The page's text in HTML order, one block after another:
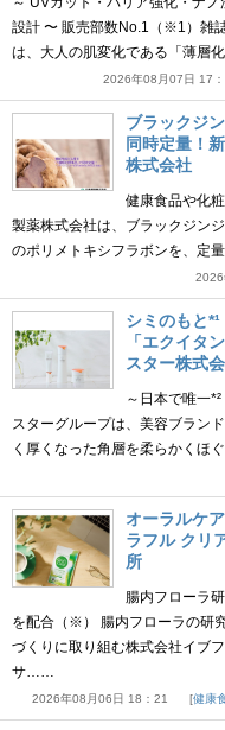
設計 〜 販売部数No.1（※1）雑
は、大人の肌変化である「薄層
2026年08月07日 17
ブラックジ
同時定量！
株式会社
健康食品や化
製薬株式会社は、ブラックジン
のポリメトキシフラボンを、定
2026
シミのもと
「エクイタ
スター株式
～日本で唯一
スターグループは、美容ブラン
く厚くなった角層を柔らかくほ
オーラルケ
ラフル クリ
所
腸内フローラ
を配合（※） 腸内フローラの研
づくりに取り組む株式会社イブ
サ……
2026年08月06日 18：21 健康